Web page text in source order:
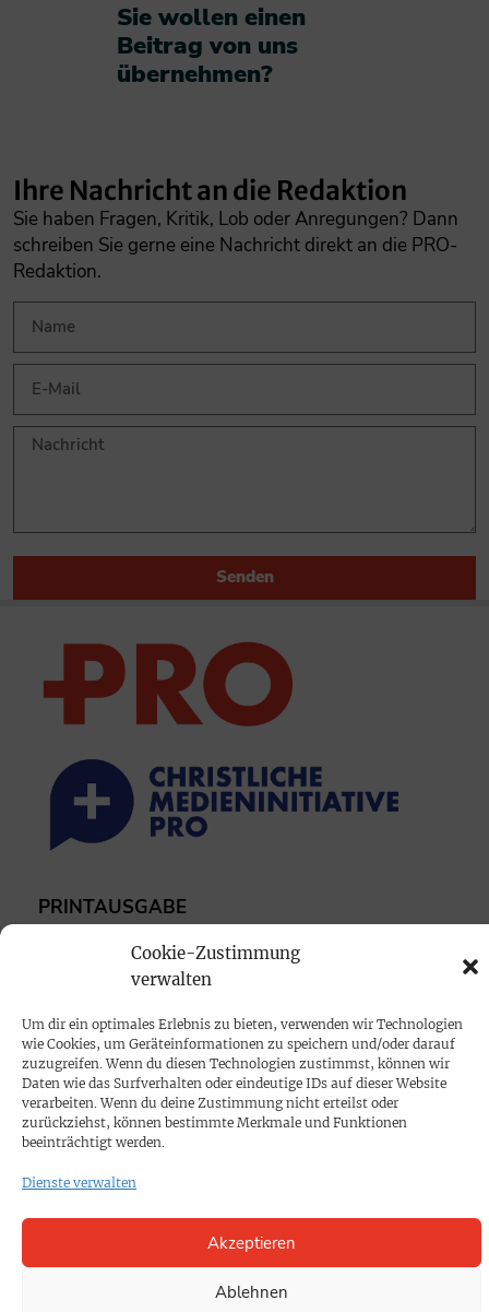
Cookie-Zustimmung
verwalten
Um dir ein optimales Erlebnis zu bieten, verwenden wir Technologien
wie Cookies, um Geräteinformationen zu speichern und/oder darauf
zuzugreifen. Wenn du diesen Technologien zustimmst, können wir
Daten wie das Surfverhalten oder eindeutige IDs auf dieser Website
verarbeiten. Wenn du deine Zustimmung nicht erteilst oder
zurückziehst, können bestimmte Merkmale und Funktionen
beeinträchtigt werden.
Dienste verwalten
Akzeptieren
Ablehnen
Sie wollen einen
Beitrag von uns
übernehmen?​
Ihre Nachricht an die Redaktion
Sie haben Fragen, Kritik, Lob oder Anregungen? Dann
schreiben Sie gerne eine Nachricht direkt an die PRO-
Redaktion.
Senden
PRINTAUSGABE
Mediadaten
Impressum
SPENDEN
Datenschutz